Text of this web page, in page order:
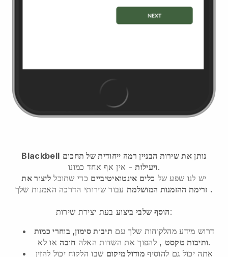
Blackbell נותן את שירות הבניין רמה ייחודית של תחכום
ויעילות- אין אף אחד כמונו.
יש לנו שפע של כלים אינטואיטיביים כדי שתוכלליצור את
זרימת ההזמנות המושלמת עבור שירותי הדרכה האמנות שלך .
הוסף שלבי ביצועבעת יצירת שירות:
דרוש מידע מהלקוחות שלך עם תיבות סימון, בוחרי כמות
ותיבות טקסט , להפוך את השדות האלה חובה
או לא.
אתה יכול גם להוסיף מודול מיקום שבו הלקוח יכול להזין